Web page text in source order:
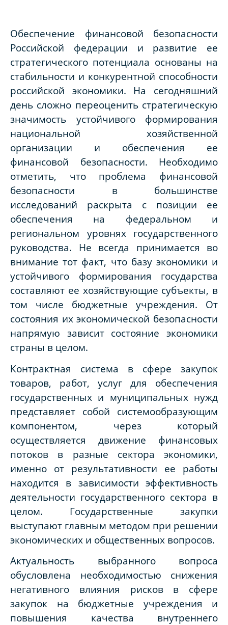
Обеспечение финансовой безопасности
Российской федерации и развитие ее
стратегического потенциала основаны на
стабильности и конкурентной способности
российской экономики. На сегодняшний
день сложно переоценить стратегическую
значимость устойчивого формирования
национальной хозяйственной
организации и обеспечения ее
финансовой безопасности. Необходимо
отметить, что проблема финансовой
безопасности в большинстве
исследований раскрыта с позиции ее
обеспечения на федеральном и
региональном уровнях государственного
руководства. Не всегда принимается во
внимание тот факт, что базу экономики и
устойчивого формирования государства
составляют ее хозяйствующие субъекты, в
том числе бюджетные учреждения. От
состояния их экономической безопасности
напрямую зависит состояние экономики
страны в целом.
Контрактная система в сфере закупок
товаров, работ, услуг для обеспечения
государственных и муниципальных нужд
представляет собой системообразующим
компонентом, через который
осуществляется движение финансовых
потоков в разные сектора экономики,
именно от результативности ее работы
находится в зависимости эффективность
деятельности государственного сектора в
целом. Государственные закупки
выступают главным методом при решении
экономических и общественных вопросов.
Актуальность выбранного вопроса
обусловлена необходимостью снижения
негативного влияния рисков в сфере
закупок на бюджетные учреждения и
повышения качества внутреннего